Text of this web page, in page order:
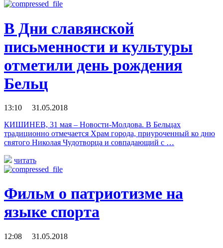
В Дни славянской
письменности и культуры
отметили день рождения
Бельц
13:10 31.05.2018
КИШИНЕВ, 31 мая – Новости-Молдова. В Бельцах
традиционно отмечается Храм города, приуроченный ко дню
святого Николая Чудотворца и совпадающий с …
читать
Фильм о патриотизме на
языке спорта
12:08 31.05.2018